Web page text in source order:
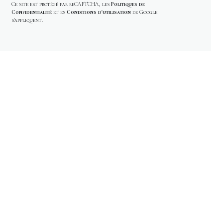
Ce site est protégé par reCAPTCHA, les Politiques de
Confidentialitéet es Conditions d'utilisationde Google
s'appliquent.